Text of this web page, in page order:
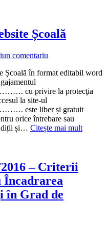
cu
administrarea
ului
al
unității”
Școală
comentariu
Școală în format editabil word
privire la protecţia
la site-ul
liber și gratuit
orice întrebare sau
și… Citește mai mult
– Criterii
Încadrarea
în Grad de